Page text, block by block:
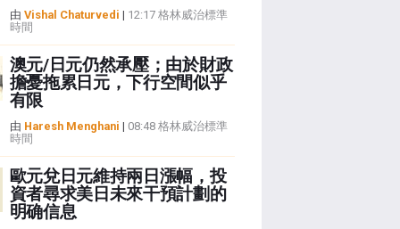
由 Vishal Chaturvedi | 12:17 格林威治標準
時間
澳元/日元仍然承壓；由於財政
擔憂拖累日元，下行空間似乎
有限
由 Haresh Menghani | 08:48 格林威治標準
時間
歐元兌日元維持兩日漲幅，投
資者尋求美日未來干預計劃的
明确信息